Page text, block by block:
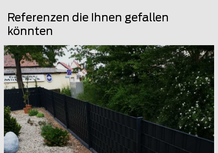
Referenzen die Ihnen gefallen
könnten